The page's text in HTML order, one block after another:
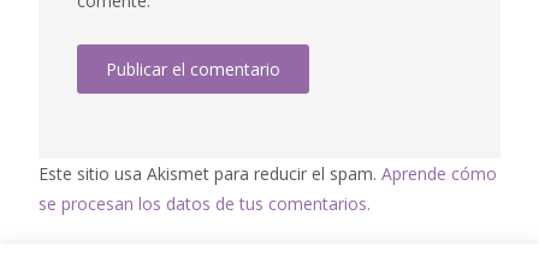
Este sitio usa Akismet para reducir el spam. Aprende cómo
se procesan los datos de tus comentarios.